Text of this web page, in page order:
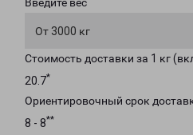
От 3000 кг
Стоимость доставки за 1 кг
20.7*
Ориентировочный срок
8 - 8**